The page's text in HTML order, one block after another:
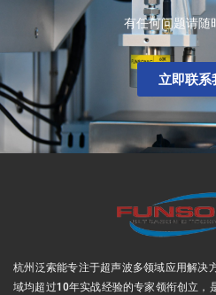
有任何问题请随
立即联系
杭州泛索能专注于超声波多领域应用解决
域均超过10年实战经验的专家领衔创立，